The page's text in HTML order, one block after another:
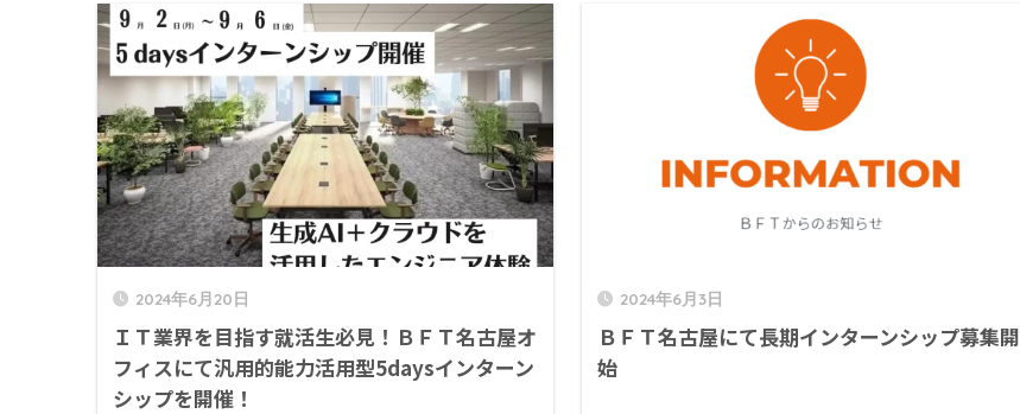
2024年6月20日
ＩＴ業界を目指す就活生必見！ＢＦＴ名古屋オ
フィスにて汎用的能力活用型5daysインターン
シップを開催！
2024年6月3日
ＢＦＴ名古屋にて長期インターンシップ募集開
始